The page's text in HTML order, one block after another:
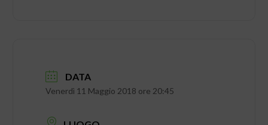
DATA
Venerdì 11 Maggio 2018 ore 20:45